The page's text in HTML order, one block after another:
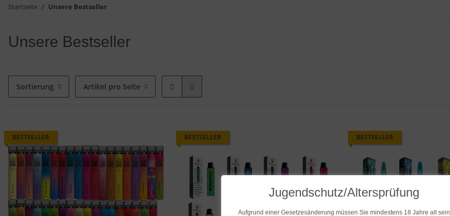
Startseite Unsere Bestseller
Unsere Bestseller
Sortierung Artikel pro Seite
BESTSELLER BESTSELLER BESTSELLER
Jugendschutz/Altersprüfung
Aufgrund einer Gesetzesänderung müssen Sie mindestens 18 Jahre alt sein